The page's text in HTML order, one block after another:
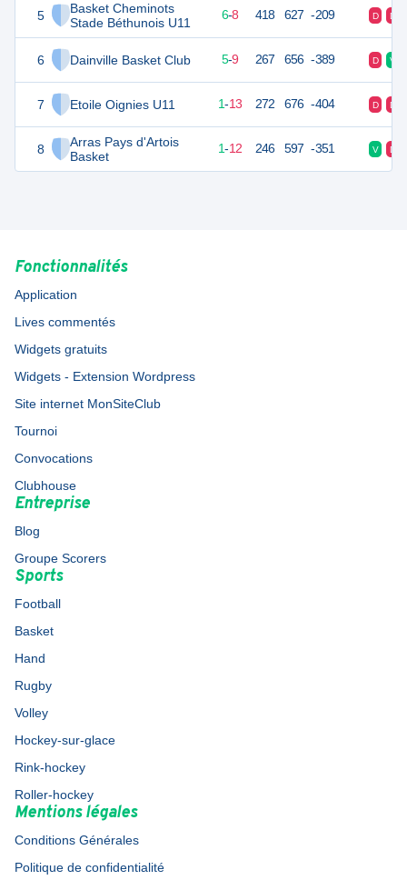
5
Basket Cheminots
Stade Béthunois U11
6 Dainville Basket Club
7 Etoile Oignies U11
8
Arras Pays d'Artois
Basket
40 6-8 418 627 -209 D D
38 14 5-9 267 656 -389 D V
30 1-13 272 676 -404 D D
28 1-12 246 597 -351 V D
Fonctionnalités
Application
Lives commentés
Widgets gratuits
Widgets - Extension Wordpress
Site internet MonSiteClub
Tournoi
Convocations
Clubhouse
Entreprise
Blog
Groupe Scorers
Sports
Football
Basket
Hand
Rugby
Volley
Hockey-sur-glace
Rink-hockey
Roller-hockey
Mentions légales
Conditions Générales
Politique de confidentialité